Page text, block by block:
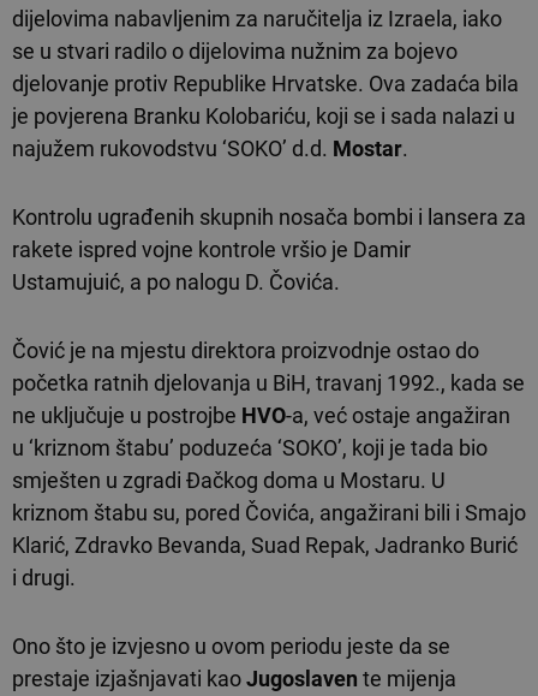
dijelovima nabavljenim za naručitelja iz Izraela, iako
se u stvari radilo o dijelovima nužnim za bojevo
djelovanje protiv Republike Hrvatske. Ova zadaća bila
je povjerena Branku Kolobariću, koji se i sada nalazi u
najužem rukovodstvu ‘SOKO’ d.d. Mostar.
Kontrolu ugrađenih skupnih nosača bombi i lansera za
rakete ispred vojne kontrole vršio je Damir
Ustamujuić, a po nalogu D. Čovića.
Čović je na mjestu direktora proizvodnje ostao do
početka ratnih djelovanja u BiH, travanj 1992., kada se
ne uključuje u postrojbe HVO-a, već ostaje angažiran
u ‘kriznom štabu’ poduzeća ‘SOKO’, koji je tada bio
smješten u zgradi Đačkog doma u Mostaru. U
kriznom štabu su, pored Čovića, angažirani bili i Smajo
Klarić, Zdravko Bevanda, Suad Repak, Jadranko Burić
i drugi.
Ono što je izvjesno u ovom periodu jeste da se
prestaje izjašnjavati kaoJugoslaven te mijenja